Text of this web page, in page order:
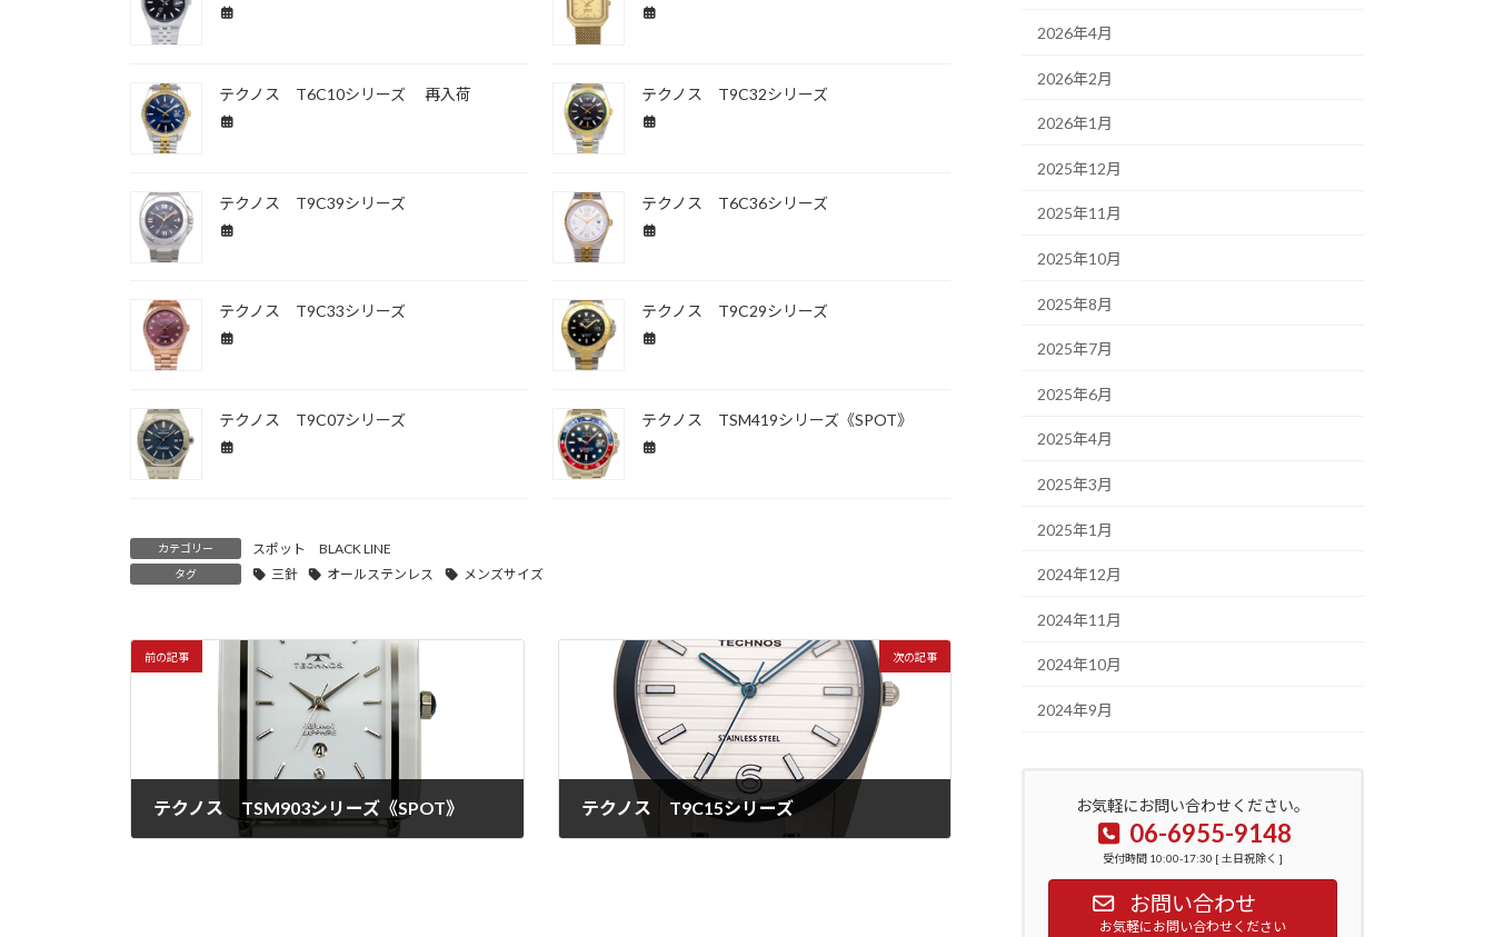
テクノス T6C10シリーズ 再入荷 テクノス T9C32シリーズ
テクノス T9C39シリーズ テクノス T6C36シリーズ
テクノス T9C33シリーズ テクノス T9C29シリーズ
テクノス T9C07シリーズ テクノス TSM419シリーズ《SPOT》
カテゴリー スポット BLACK LINE
タグ 三針 オールステンレス メンズサイズ
前の記事
テクノス TSM903シリーズ《SPOT》
次の記事
テクノス T9C15シリーズ
2026年4月
2026年2月
2026年1月
2025年12月
2025年11月
2025年10月
2025年8月
2025年7月
2025年6月
2025年4月
2025年3月
2025年1月
2024年12月
2024年11月
2024年10月
2024年9月
お気軽にお問い合わせください。
06-6955-9148
受付時間 10:00-17:30 [ 土日祝除く ]
お問い合わせ
お気軽にお問い合わせください